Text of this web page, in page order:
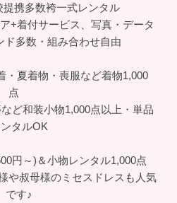
携多数袴一式レンタル
+着付サービス、写真・データ
ド多数・組み合わせ自由
夏着物・喪服など着物1,000
点
ど和装小物1,000点以上・単品
タルOK
円～)＆小物レンタル1,000点
や叔母様のミセスドレスも人気
です♪